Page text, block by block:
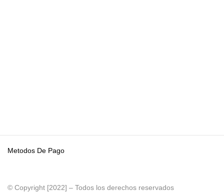
© Copyright [2022] – Todos los derechos reservados
Metodos De Pago